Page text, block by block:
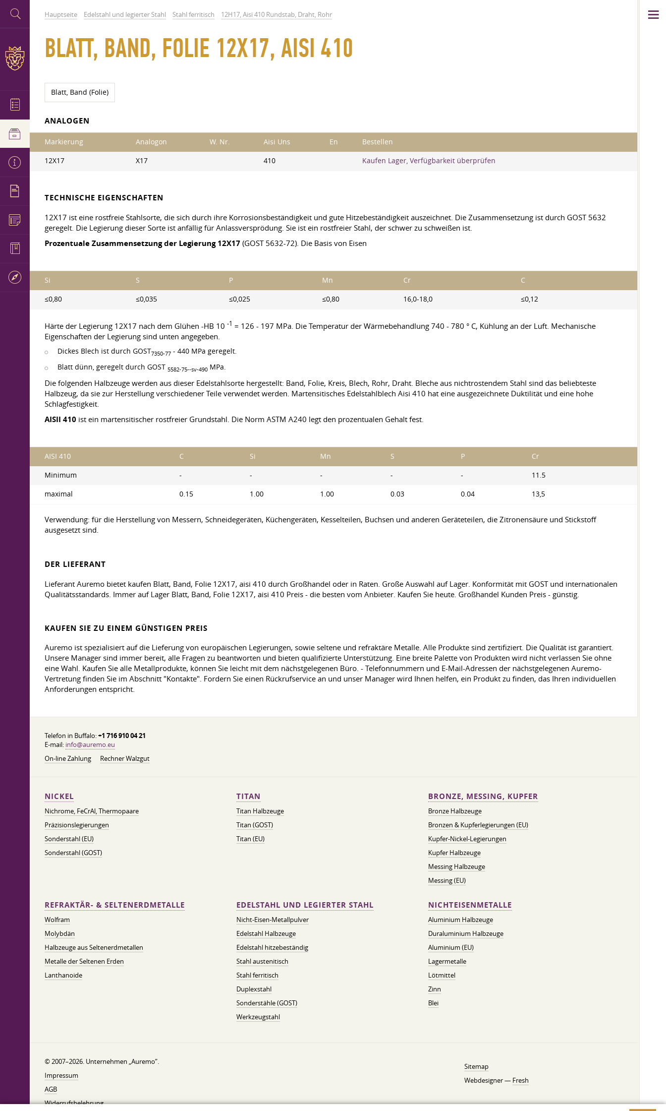
Hauptseite Edelstahl und legierter Stahl Stahl ferritisch 12H17, Aisi 410 Rundstab, Draht, Rohr
BLATT, BAND, FOLIE 12X17, AISI 410
Blatt, Band (Folie)
ANALOGEN
Markierung Analogon W. Nr. Aisi Uns En Bestellen
12X17 X17 410 Kaufen Lager, Verfügbarkeit überprüfen
TECHNISCHE EIGENSCHAFTEN
12X17 ist eine rostfreie Stahlsorte, die sich durch ihre Korrosionsbeständigkeit und gute Hitzebeständigkeit auszeichnet. Die Zusammensetzung ist durch GOST 5632
geregelt. Die Legierung dieser Sorte ist anfällig für Anlassversprödung. Sie ist ein rostfreier Stahl, der schwer zu schweißen ist.
Prozentuale Zusammensetzung der Legierung 12X17 (GOST 5632-72). Die Basis von Eisen
Si S P Mn Cr C
≤0,80 ≤0,035 ≤0,025 ≤0,80 16,0-18,0 ≤0,12
Härte der Legierung 12X17 nach dem Glühen -HB 10 -1 = 126 - 197 MPa. Die Temperatur der Wärmebehandlung 740 - 780 ° C, Kühlung an der Luft. Mechanische
Eigenschaften der Legierung sind unten angegeben.
Dickes Blech ist durch GOST7350-77 - 440 MPa geregelt.
Blatt dünn, geregelt durch GOST 5582-75--sv-490 MPa.
Die folgenden Halbzeuge werden aus dieser Edelstahlsorte hergestellt: Band, Folie, Kreis, Blech, Rohr, Draht. Bleche aus nichtrostendem Stahl sind das beliebteste
Halbzeug, da sie zur Herstellung verschiedener Teile verwendet werden. Martensitisches Edelstahlblech Aisi 410 hat eine ausgezeichnete Duktilität und eine hohe
Schlagfestigkeit.
AISII 410 ist ein martensitischer rostfreier Grundstahl. Die Norm ASTM A240 legt den prozentualen Gehalt fest.
AISI 410 С Si Mn S P Cr
Minimum - - - - - 11.5
maximal 0.15 1.00 1.00 0.03 0.04 13,5
Verwendung: für die Herstellung von Messern, Schneidegeräten, Küchengeräten, Kesselteilen, Buchsen und anderen Geräteteilen, die Zitronensäure und Stickstoff
ausgesetzt sind.
DER LIEFERANT
Lieferant Auremo bietet kaufen Blatt, Band, Folie 12X17, aisi 410 durch Großhandel oder in Raten. Große Auswahl auf Lager. Konformität mit GOST und internationalen
Qualitätsstandards. Immer auf Lager Blatt, Band, Folie 12X17, aisi 410 Preis - die besten vom Anbieter. Kaufen Sie heute. Großhandel Kunden Preis - günstig.
KAUFEN SIE ZU EINEM GÜNSTIGEN PREIS
Auremo ist spezialisiert auf die Lieferung von europäischen Legierungen, sowie seltene und refraktäre Metalle. Alle Produkte sind zertifiziert. Die Qualität ist garantiert.
Unsere Manager sind immer bereit, alle Fragen zu beantworten und bieten qualifizierte Unterstützung. Eine breite Palette von Produkten wird nicht verlassen Sie ohne
eine Wahl. Kaufen Sie alle Metallprodukte, können Sie leicht mit dem nächstgelegenen Büro. - Telefonnummern und E-Mail-Adressen der nächstgelegenen Auremo-
Vertretung finden Sie im Abschnitt "Kontakte". Fordern Sie einen Rückrufservice an und unser Manager wird Ihnen helfen, ein Produkt zu finden, das Ihren individuellen
Anforderungen entspricht.
Telefon in Buffalo:+1 716 910 04 21
E-mail: info@auremo.eu
On-line Zahlung
Rechner Walzgut
NICKEL
Nichrome, FeСrAl, ​​Thermopaare
Präzisionslegierungen
Sonderstahl (EU)
Sonderstahl (GOST)
TITAN
Titan Halbzeuge
Titan (GOST)
Titan (EU)
BRONZE, MESSING, KUPFER
Bronze Halbzeuge
Bronzen & Kupferlegierungen (EU)
Kupfer-Nickel-Legierungen
Kupfer Halbzeuge
Messing Halbzeuge
Messing (EU)
REFRAKTÄR- & SELTENERDMETALLE
Wolfram
Molybdän
Halbzeuge aus Seltenerdmetallen
Metalle der Seltenen Erden
Lanthanoide
EDELSTAHL UND LEGIERTER STAHL
Nicht-Eisen-Metallpulver
Edelstahl Halbzeuge
Edelstahl hitzebeständig
Stahl austenitisch
Stahl ferritisch
Duplexstahl
Sonderstähle (GOST)
Werkzeugstahl
NICHTEISENMETALLE
Aluminium Halbzeuge
Duraluminium Halbzeuge
Aluminium (EU)
Lagermetalle
Lötmittel
Zinn
Blei
© 2007–2026. Unternehmen „Auremo”.
Impressum
AGB
Widerrufsbelehrung
Sitemap
Webdesigner — Fresh